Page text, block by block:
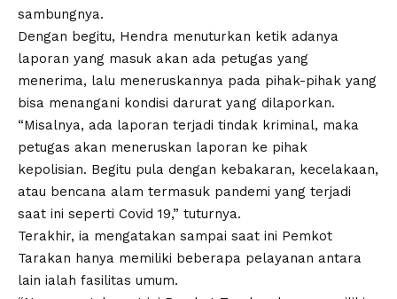
sambungnya.
Dengan begitu, Hendra menuturkan ketik adanya
laporan yang masuk akan ada petugas yang
menerima, lalu meneruskannya pada pihak-pihak yang
bisa menangani kondisi darurat yang dilaporkan.
“Misalnya, ada laporan terjadi tindak kriminal, maka
petugas akan meneruskan laporan ke pihak
kepolisian. Begitu pula dengan kebakaran, kecelakaan,
atau bencana alam termasuk pandemi yang terjadi
saat ini seperti Covid 19,” tuturnya.
Terakhir, ia mengatakan sampai saat ini Pemkot
Tarakan hanya memiliki beberapa pelayanan antara
lain ialah fasilitas umum.